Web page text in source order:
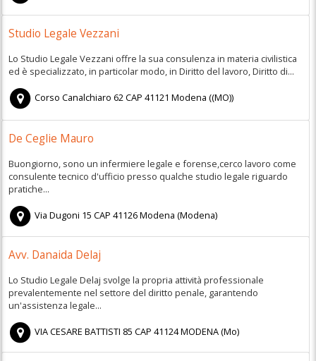
Studio Legale Vezzani
Lo Studio Legale Vezzani offre la sua consulenza in materia civilistica
ed è specializzato, in particolar modo, in Diritto del lavoro, Diritto di...
Corso Canalchiaro 62CAP41121 Modena ((MO))
De Ceglie Mauro
Buongiorno, sono un infermiere legale e forense,cerco lavoro come
consulente tecnico d'ufficio presso qualche studio legale riguardo
pratiche...
Via Dugoni 15 CAP41126Modena (Modena)
Avv. Danaida Delaj
Lo Studio Legale Delaj svolge la propria attività professionale
prevalentemente nel settore del diritto penale, garantendo
un'assistenza legale...
VIA CESARE BATTISTI 85 CAP41124MODENA(Mo)